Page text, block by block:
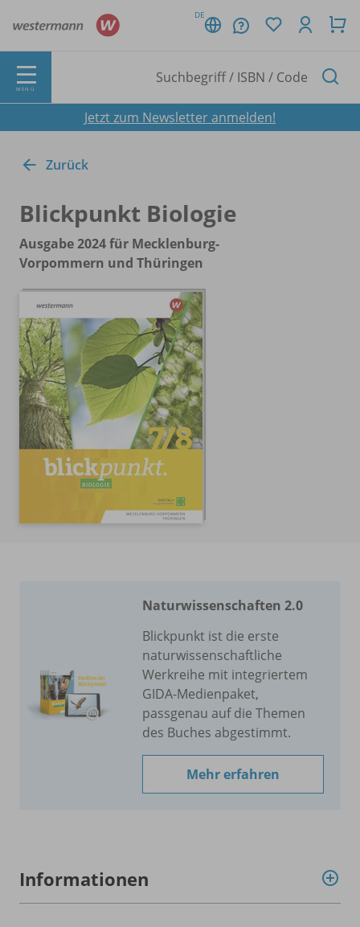
DE
MENÜ
Jetzt zum Newsletter anmelden!
Zurück
Blickpunkt Biologie
Ausgabe 2024 für Mecklenburg-
Vorpommern und Thüringen
Naturwissenschaften 2.0
Blickpunkt ist die erste
naturwissenschaftliche
Werkreihe mit integriertem
GIDA-Medienpaket,
passgenau auf die Themen
des Buches abgestimmt.
Mehr erfahren
Informationen